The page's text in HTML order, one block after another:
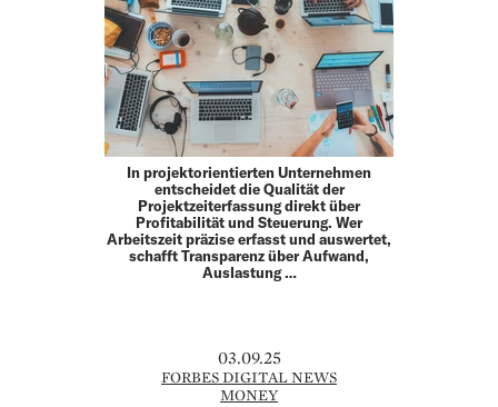
In projektorientierten Unternehmen
entscheidet die Qualität der
Projektzeiterfassung direkt über
Profitabilität und Steuerung. Wer
Arbeitszeit präzise erfasst und auswertet,
schafft Transparenz über Aufwand,
Auslastung …
03.09.25
FORBES DIGITAL NEWS
MONEY